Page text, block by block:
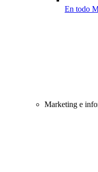
En todo
Marketing e